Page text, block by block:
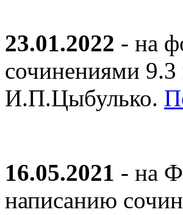
23.01.2022 - на
сочинениями
И.П.Цыбулько.
16.05.2021 - на
написанию